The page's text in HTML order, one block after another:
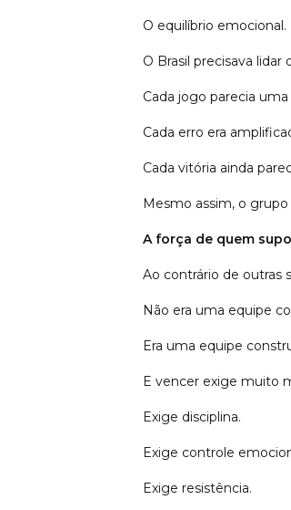
O equilíbrio emocional.
O Brasil precisava
Cada jogo parecia uma
Cada erro era
Cada vitória ainda
Mesmo assim, o
A força de quem
Ao contrário de outras
Não era uma equipe
Era uma equipe
E vencer exige muito
Exige disciplina.
Exige controle
Exige resistência.